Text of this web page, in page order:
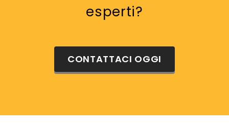
esperti?
CONTATTACI OGGI